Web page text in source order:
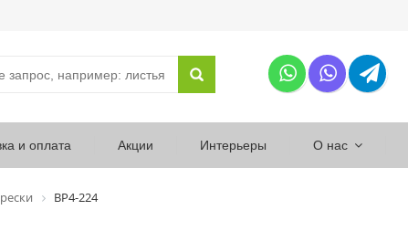
и оплата Акции Интерьеры О нас
ВР4-224